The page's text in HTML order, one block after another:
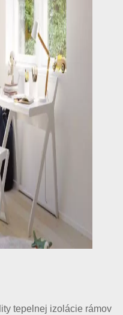
tepelnej izolácie rámov